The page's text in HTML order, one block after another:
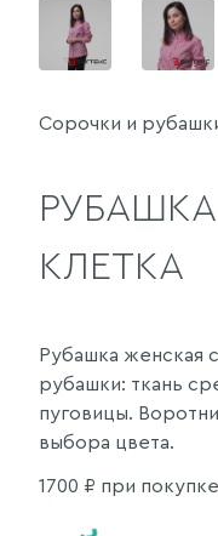
Сорочки и
КЛЕТКА
Рубашка женская
рубашки: ткань
пуговицы.
выбора цвета.
1700 ₽ при